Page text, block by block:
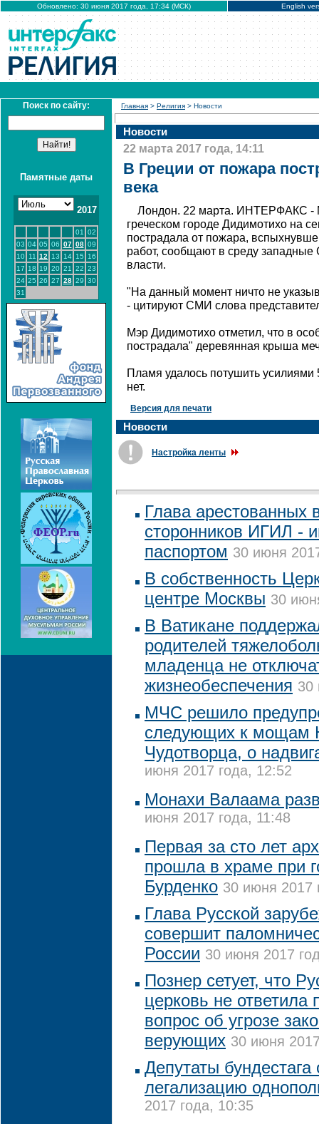
Обновлено: 30 июня 2017 года, 17:34 (МСК) English
Поиск по сайту:
Памятные даты
2017
01
02
03 04 05 06 07 08 09
10
11 12 13 14 15
16
17 18 19 20 21 22 23
24 25 26 27 28 29 30
31
Главная > Религия > Новости
Новости
22 марта 2017 года, 14:11
В Греции от пожара
века
Лондон. 22 марта. ИНТЕРФАКС -
греческом городе Дидимотихо на
пострадала от пожара,
работ, сообщают в среду
власти.
"На данный момент ничто не
- цитируют СМИ слова
Мэр Дидимотихо отметил, что в
пострадала" деревянная крыша
Пламя удалось потушить
нет.
Версия для печати
Новости
Настройка ленты
Глава арестованных
сторонников ИГИЛ -
паспортом 30 июня
В собственность
центре Москвы 30
В Ватикане
родителей
младенца не
жизнеобеспечения 30
МЧС решило
следующих к мощам
Чудотворца, о
июня 2017 года, 12:52
Монахи Валаама
июня 2017 года, 11:48
Первая за сто лет
прошла в храме при
Бурденко 30 июня 2017
Глава Русской
совершит
России 30 июня 2017
Познер сетует, что
церковь не ответила
вопрос об угрозе
верующих 30 июня
Депутаты бундестага
легализацию
2017 года, 10:35